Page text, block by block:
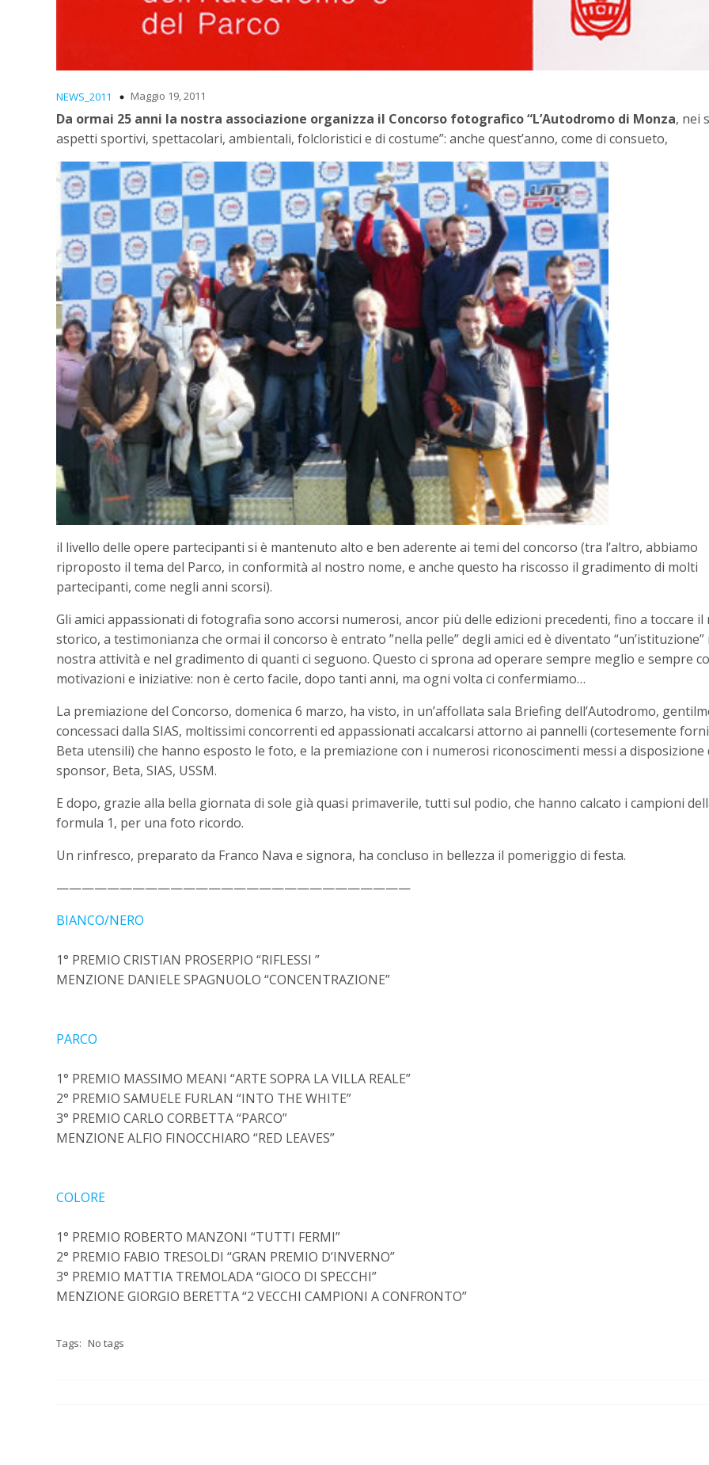
NEWS_2011 Maggio 19, 2011
Da ormai 25 anni la nostra associazione organizza il Concorso fotografico “L’Autodromo di Monza, nei
aspetti sportivi, spettacolari, ambientali, folcloristici e di costume”: anche quest’anno, come di consueto,
il livello delle opere partecipanti si è mantenuto alto e ben aderente ai temi del concorso (tra l’altro, abbiamo
riproposto il tema del Parco, in conformità al nostro nome, e anche questo ha riscosso il gradimento di molti
partecipanti, come negli anni scorsi).
Gli amici appassionati di fotografia sono accorsi numerosi, ancor più delle edizioni precedenti, fino a toccare il
storico, a testimonianza che ormai il concorso è entrato ”nella pelle” degli amici ed è diventato “un’istituzione”
nostra attività e nel gradimento di quanti ci seguono. Questo ci sprona ad operare sempre meglio e sempre
motivazioni e iniziative: non è certo facile, dopo tanti anni, ma ogni volta ci confermiamo…
La premiazione del Concorso, domenica 6 marzo, ha visto, in un’affollata sala Briefing dell’Autodromo,
concessaci dalla SIAS, moltissimi concorrenti ed appassionati accalcarsi attorno ai pannelli (cortesemente
Beta utensili) che hanno esposto le foto, e la premiazione con i numerosi riconoscimenti messi a disposizione
sponsor, Beta, SIAS, USSM.
E dopo, grazie alla bella giornata di sole già quasi primaverile, tutti sul podio, che hanno calcato i campioni
formula 1, per una foto ricordo.
Un rinfresco, preparato da Franco Nava e signora, ha concluso in bellezza il pomeriggio di festa.
————————————————————————————
BIANCO/NERO
1° PREMIO CRISTIAN PROSERPIO “RIFLESSI ”
MENZIONE DANIELE SPAGNUOLO “CONCENTRAZIONE”
PARCO
1° PREMIO MASSIMO MEANI “ARTE SOPRA LA VILLA REALE”
2° PREMIO SAMUELE FURLAN “INTO THE WHITE”
3° PREMIO CARLO CORBETTA “PARCO”
MENZIONE ALFIO FINOCCHIARO “RED LEAVES”
COLORE
1° PREMIO ROBERTO MANZONI “TUTTI FERMI”
2° PREMIO FABIO TRESOLDI “GRAN PREMIO D’INVERNO”
3° PREMIO MATTIA TREMOLADA “GIOCO DI SPECCHI”
MENZIONE GIORGIO BERETTA “2 VECCHI CAMPIONI A CONFRONTO”
Tags: No tags